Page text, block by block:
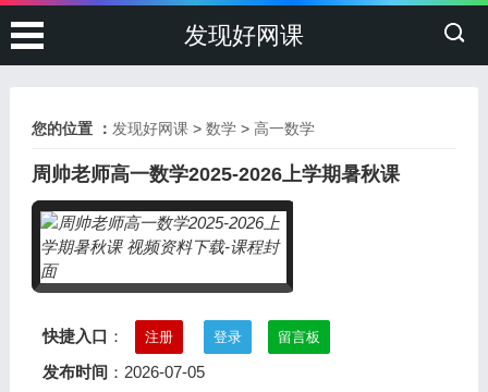
发现好网课
您的位置 ： 发现好网课> 数学> 高一数学
周帅老师高一数学2025-2026上学期暑秋课
快捷入口 ： 注册 登录 留言板
发布时间 ：2026-07-05